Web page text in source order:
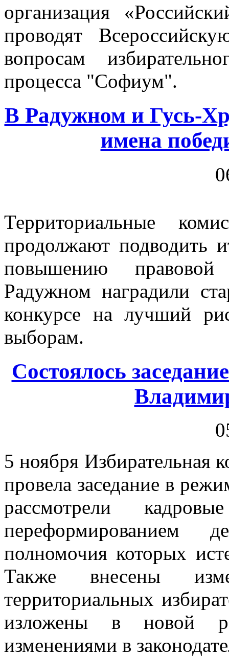
организация
проводят
вопросам
процесса "Софиум".
В Радужном и Гусь-
имена
Территориальные
продолжают подводить
повышению
Радужном наградили
конкурсе на лучший
выборам.
Состоялось
5 ноября Избирательная
провела заседание в
рассмотрели
переформированием
полномочия которых
Также внесены
территориальных
изложены в новой
изменениями в